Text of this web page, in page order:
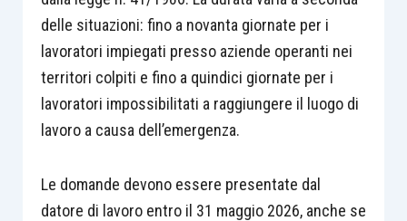
delle situazioni: fino a novanta giornate per i
lavoratori impiegati presso aziende operanti nei
territori colpiti e fino a quindici giornate per i
lavoratori impossibilitati a raggiungere il luogo di
lavoro a causa dell’emergenza.
Le domande devono essere presentate dal
datore di lavoro entro il 31 maggio 2026, anche se